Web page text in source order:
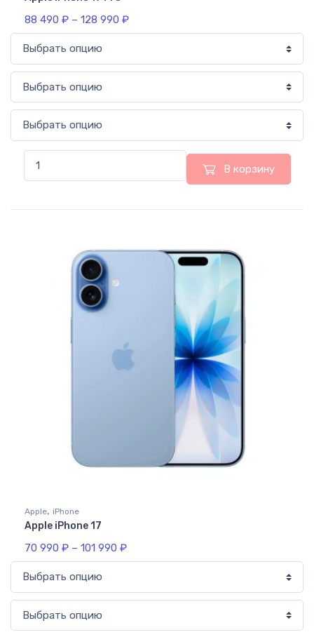
88 490 ₽ – 128 990 ₽
В корзину
Apple, iPhone
Apple iPhone 17
70 990 ₽ – 101 990 ₽